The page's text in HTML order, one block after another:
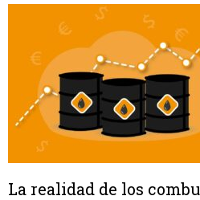
La realidad de los